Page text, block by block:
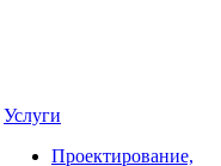
Услуги
Проектирование,